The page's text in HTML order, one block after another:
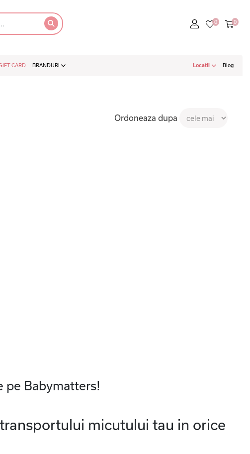
CARD BRANDURI Locatii Blog
Ordoneaza dupa
pe Babymatters!
micutului tau in orice